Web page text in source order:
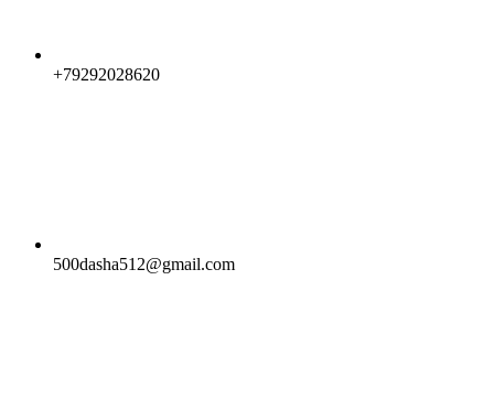
+79292028620
500dasha512@gmail.com